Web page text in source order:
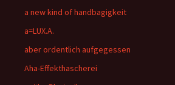
a new kind of handbagigkeit
a=LUX.A.
aber ordentlich aufgegessen
Aha-Effekthascherei